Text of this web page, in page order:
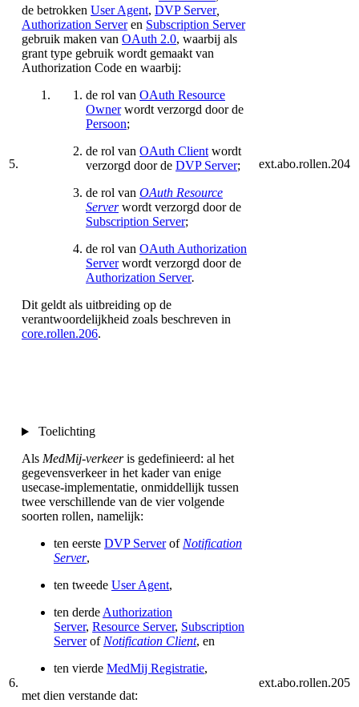
5.
de betrokken User Agent, DVP Server,
Authorization Serveren Subscription Server
gebruik maken van OAuth 2.0, waarbij als
grant type gebruik wordt gemaakt van
Authorization Code en waarbij:
de rol van OAuth Resource
Ownerwordt verzorgd door de
Persoon;
de rol van OAuth Clientwordt
verzorgd door de DVP Server;
de rol van OAuth Resource
Serverwordt verzorgd door de
Subscription Server;
de rol van OAuth Authorization
Serverwordt verzorgd door de
Authorization Server.
Dit geldt als uitbreiding op de
verantwoordelijkheid zoals beschreven in
core.rollen.206.
ext.abo.rollen.204
6.
Toelichting
Als MedMij-verkeeris gedefinieerd: al het
gegevensverkeer in het kader van enige
usecase-implementatie, onmiddellijk tussen
twee verschillende van de vier volgende
soorten rollen, namelijk:
ten eerste DVP ServerofNotification
Server,
ten tweede User Agent,
ten derdeAuthorization
Server, Resource Server, Subscription
ServerofNotification Client, en
ten vierde MedMij Registratie,
met dien verstande dat:
ext.abo.rollen.205